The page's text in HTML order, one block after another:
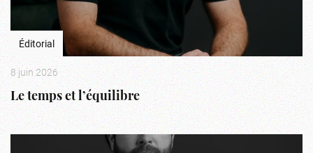
Éditorial
8 juin 2026
Le temps et l’équilibre